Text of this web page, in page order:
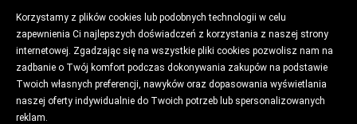
Korzystamy z plików cookies lub podobnych technologii w celu
zapewnienia Ci najlepszych doświadczeń z korzystania z naszej strony
internetowej. Zgadzając się na wszystkie pliki cookies pozwolisz nam na
zadbanie o Twój komfort podczas dokonywania zakupów na podstawie
Twoich własnych preferencji, nawyków oraz dopasowania wyświetlania
naszej oferty indywidualnie do Twoich potrzeb lub spersonalizowanych
reklam.